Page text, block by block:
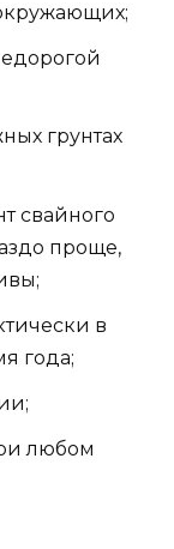
грунтах
свайного
проще,
в
года;
любом